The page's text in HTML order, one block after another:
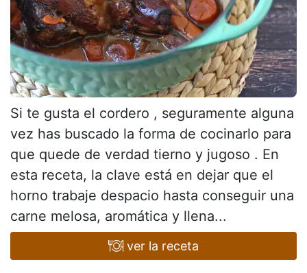
Si te gusta el cordero , seguramente alguna
vez has buscado la forma de cocinarlo para
que quede de verdad tierno y jugoso . En
esta receta, la clave está en dejar que el
horno trabaje despacio hasta conseguir una
carne melosa, aromática y llena...
ver la receta